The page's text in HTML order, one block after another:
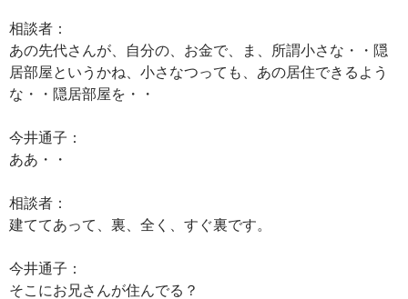
相談者：
あの先代さんが、自分の、お金で、ま、所謂小さな・・隠
居部屋というかね、小さなつっても、あの居住できるよう
な・・隠居部屋を・・
今井通子：
ああ・・
相談者：
建ててあって、裏、全く、すぐ裏です。
今井通子：
そこにお兄さんが住んでる？